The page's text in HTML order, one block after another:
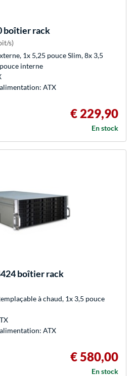
boîtier rack
s)
1x 5,25 pouce Slim, 8x 3,5
interne
ATX
€ 229,90
En stock
boîtier rack
à chaud, 1x 3,5 pouce
ATX
€ 580,00
En stock